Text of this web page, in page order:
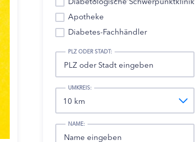
Apotheke
Diabetes-Fachhändler
PLZ ODER STADT:
UMKREIS:
NAME: